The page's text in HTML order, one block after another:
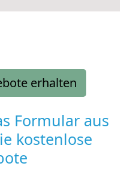
erhalten
Formular aus
kostenlose